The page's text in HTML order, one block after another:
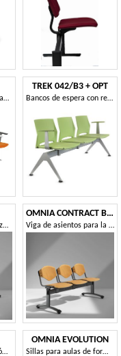
Asiento con asiento abatible para aulas.
TREK 042/B3 + OPT
Bancos de espera con reposabrazos
Banco sobre viga para zonas de espera
OMNIA CONTRACT BENCH
Viga de asientos para la colectividad, con la escritura de la tableta
Banco de espera con cómodo asiento y respaldo acolchados
OMNIA EVOLUTION
Sillas para aulas de formación con superficie de escritura